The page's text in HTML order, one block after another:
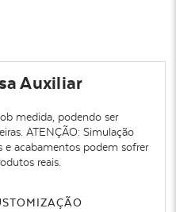
Auxiliar
medida, podendo ser
ATENÇÃO: Simulação
e acabamentos podem sofrer
reais.